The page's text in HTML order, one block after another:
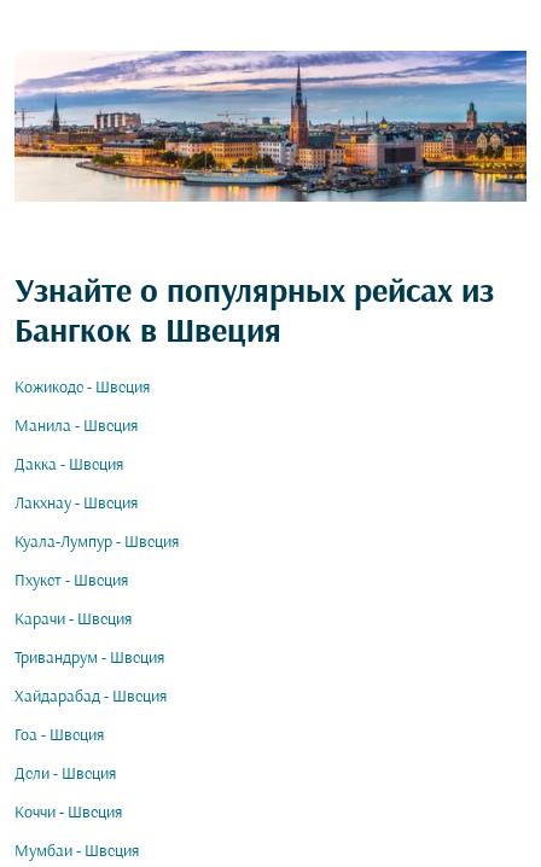
Узнайте о популярных рейсах из
Бангкок в Швеция
Кожикоде - Швеция
Манила - Швеция
Дакка - Швеция
Лакхнау - Швеция
Куала-Лумпур - Швеция
Пхукет - Швеция
Карачи - Швеция
Тривандрум - Швеция
Хайдарабад - Швеция
Гоа - Швеция
Дели - Швеция
Коччи - Швеция
Мумбаи - Швеция